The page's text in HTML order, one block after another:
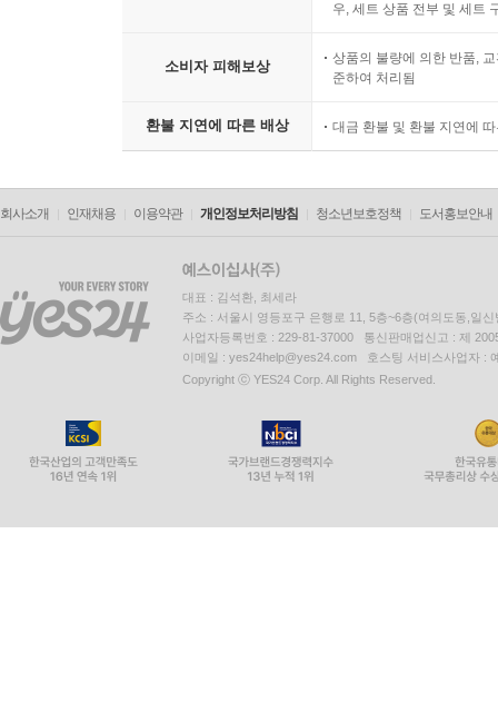
우, 세트 상품 전부 및 세트
소비자 피해보상
상품의 불량에 의한 반품,
준하여 처리됨
환불 지연에 따른 배상 대금 환불 및 환불 지연에
회사소개 인재채용 이용약관 개인정보처리방침 청소년보호정책 도서홍보안내
대표 : 김석환, 최세라
주소 : 서울시 영등포구 은행로 11, 5층~6층(여의도동,일신
사업자등록번호 : 229-81-37000 통신판매업신고 : 제
이메일 : yes24help@yes24.com 호스팅 서비스사업자 :
Copyright ⓒ YES24 Corp. All Rights Reserved.